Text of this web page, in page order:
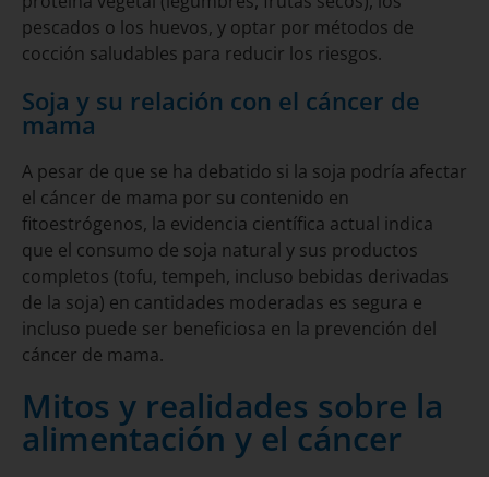
pescados o los huevos, y optar por métodos de
cocción saludables para reducir los riesgos.
Soja y su relación con el cáncer de
mama
A pesar de que se ha debatido si la soja podría afectar
el cáncer de mama por su contenido en
fitoestrógenos, la evidencia científica actual indica
que el consumo de soja natural y sus productos
completos (tofu, tempeh, incluso bebidas derivadas
de la soja) en cantidades moderadas es segura e
incluso puede ser beneficiosa en la prevención del
cáncer de mama.
Mitos y realidades sobre la
alimentación y el cáncer